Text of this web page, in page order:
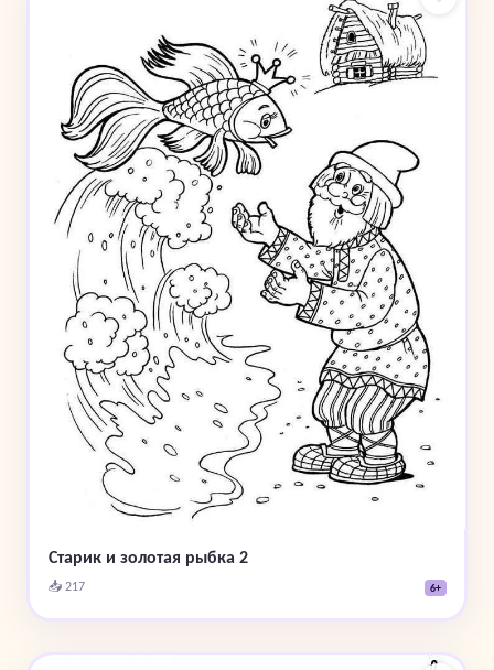
Старик и золотая рыбка 2
📥 217 6+